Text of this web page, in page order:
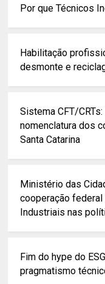
Por que Técnicos
Habilitação
desmonte e
Sistema CFT/
nomenclatura dos
Santa Catarina
Ministério das
cooperação
Industriais nas
Fim do hype do
pragmatismo